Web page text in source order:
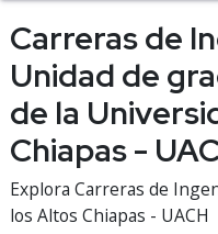
Carreras de
Unidad de
de la
Chiapas -
Explora Carreras de
los Altos Chiapas - UACH